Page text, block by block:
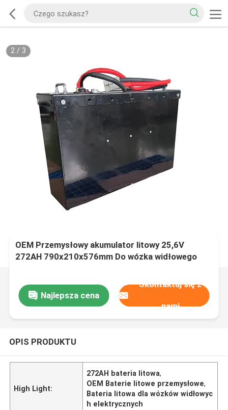
2/ 3
OEM Przemysłowy akumulator litowy 25,6V
272AH 790x210x576mm Do wózka widłowego
Najlepsza cena
Skontaktuj się z
nami
OPIS PRODUKTU
High Light:
272AH bateria litowa,
OEM Baterie litowe przemysłowe,
Bateria litowa dla wózków widłowyc
h elektrycznych